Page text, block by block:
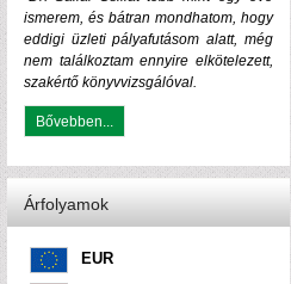
ismerem, és bátran mondhatom, hogy
eddigi üzleti pályafutásom alatt, még
nem találkoztam ennyire elkötelezett,
szakértő könyvvizsgálóval.
Bővebben...
Árfolyamok
EUR